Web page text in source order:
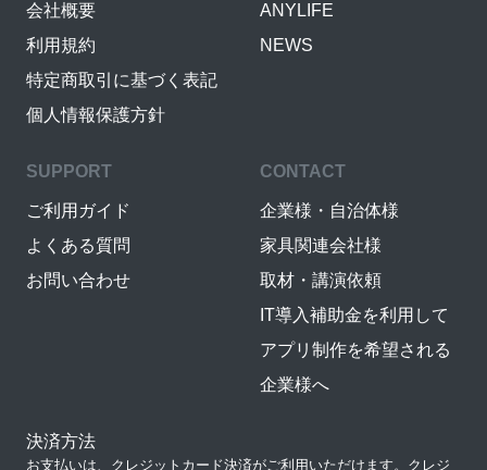
会社概要
利用規約
特定商取引に基づく表記
個人情報保護方針
ANYLIFE
NEWS
SUPPORT
ご利用ガイド
よくある質問
お問い合わせ
CONTACT
企業様・自治体様
家具関連会社様
取材・講演依頼
IT導入補助金を利用して
アプリ制作を希望される
企業様へ
決済方法
お支払いは、クレジットカード決済がご利用いただけます。クレジ